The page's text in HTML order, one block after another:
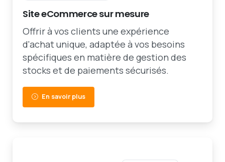
Site eCommerce sur mesure
Offrir à vos clients une expérience
d'achat unique, adaptée à vos besoins
spécifiques en matière de gestion des
stocks et de paiements sécurisés.
En savoir plus